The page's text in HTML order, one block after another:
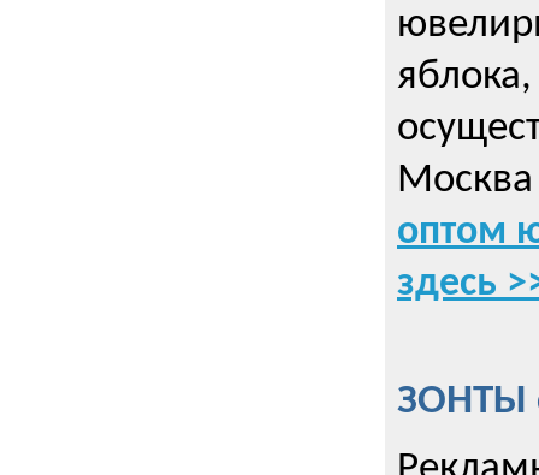
Москва
оптом
здесь
ЗОНТЫ